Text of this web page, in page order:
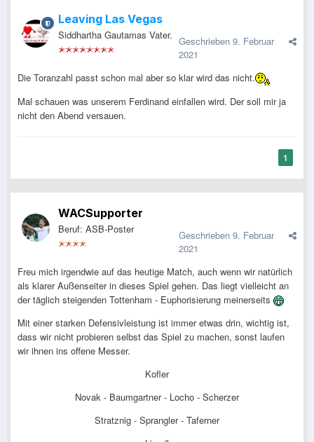
Leaving Las Vegas
Siddhartha Gautamas Vater. Geschrieben 9. Februar
2021
Die Toranzahl passt schon mal aber so klar wird das nicht.
Mal schauen was unserem Ferdinand einfallen wird. Der soll mir ja
nicht den Abend versauen.
1
WACSupporter
Beruf: ASB-Poster Geschrieben 9. Februar
2021
Freu mich irgendwie auf das heutige Match, auch wenn wir natürlich
als klarer Außenseiter in dieses Spiel gehen. Das liegt vielleicht an
der täglich steigenden Tottenham - Euphorisierung meinerseits
Mit einer starken Defensivleistung ist immer etwas drin, wichtig ist,
dass wir nicht probieren selbst das Spiel zu machen, sonst laufen
wir ihnen ins offene Messer.
Kofler
Novak - Baumgartner - Locho - Scherzer
Stratznig - Sprangler - Taferner